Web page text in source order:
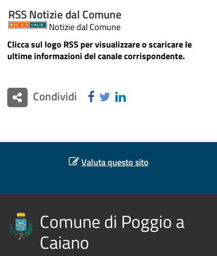
RSS Notizie dal Comune
Notizie dal Comune
Clicca sul logo RSS per visualizzare o scaricare le
ultime informazioni del canale corrispondente.
Condividi
Valuta questo sito
Comune di Poggio a
Caiano